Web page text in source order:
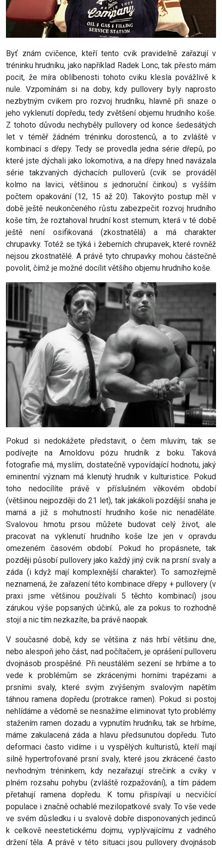
Byť znám cvičence, kteří tento cvik pravidelně zařazují v
tréninku hrudníku, jako například Radek Lonc, tak přesto mám
pocit, že míra oblíbenosti tohoto cviku klesla povážlivě k
nule. Vzpomínám si na doby, kdy pullovery byly naprosto
nezbytným cvikem pro rozvoj hrudníku, hlavně při snaze o
jeho vyklenutí dopředu, tedy zvětšení objemu hrudního koše.
Z tohoto důvodu nechyběly pullovery od konce šedesátých
let v téměř žádném tréninku dorostenců, a to zvláště v
kombinací s dřepy. Tedy se provedla jedna série dřepů, po
které jste dýchali jako lokomotiva, a na dřepy hned navázala
série takzvaných dýchacích pulloverů (cvik se prováděl
kolmo na lavici, většinou s jednoruční činkou) s vyšším
počtem opakování (12, 15 až 20). Takovýto postup měl v
době ještě neukončeného růstu zabezpečit rozvoj hrudního
koše tím, že roztahoval hrudní kost sternum, která v té době
ještě není osifikovaná (zkostnatělá) a má charakter
chrupavky. Totéž se týká i žeberních chrupavek, které rovněž
nejsou zkostnatělé. A právě tyto chrupavky mohou částečně
povolit, čímž je možné docílit většího objemu hrudního koše.
Pokud si nedokážete představit, o čem mluvím, tak se
podívejte na Arnoldovu pózu hrudník z boku. Taková
fotografie má, myslím, dostatečně vypovídající hodnotu, jaký
eminentní význam má klenutý hrudník v kulturistice. Pokud
toho nedocílíte právě v příslušném věkovém období
(většinou nejpozději do 21 let), tak jakákoli pozdější snaha je
marná a již s mohutností hrudního koše nic nenaděláte.
Svalovou hmotu prsou můžete budovat celý život, ale
pracovat na vyklenutí hrudního koše lze jen v opravdu
omezeném časovém období. Pokud ho propásnete, tak
později působí pullovery jako každý jiný cvik na prsní svaly a
záda (i když mají komplexnější charakter). To samozřejmě
neznamená, že zařazení této kombinace dřepy + pullovery (v
praxi jsme většinou používali 5 těchto kombinací) jsou
zárukou výše popsaných účinků, ale za pokus to rozhodně
stojí a nic tím nezkazíte, ba právě naopak.
V současné době, kdy se většina z nás hrbí většinu dne,
nebo alespoň jeho část, nad počítačem, je oprášení pulloveru
dvojnásob prospěšné. Při neustálém sezení se hrbíme a to
vede k problémům se zkrácenými horními trapézami a
prsními svaly, které svým zvýšeným svalovým napětím
táhnou ramena dopředu (protrakce ramen). Pokud si postoj
nehlídáme a vědomě se nesnažíme eliminovat tyto problémy
stažením ramen dozadu a vypnutím hrudníku, tak se hrbíme,
máme zakulacená záda a hlavu předsunutou dopředu. Tuto
deformaci často vidíme i u vyspělých kulturistů, kteří mají
silně hypertrofované prsní svaly, které jsou zkrácené často
nevhodným tréninkem, kdy nezařazují strečink a cviky v
plném rozsahu pohybu (zvláště rozpažování), a tím pádem
přetahují ramena dopředu. K tomu přispívají u necvičící
populace i značně ochablé mezilopatkové svaly. To vše vede
ve svém důsledku i u svalově dobře disponovaných jedinců
k celkově neestetickému dojmu, vyplývajícímu z vadného
držení těla. A právě v této situaci jsou pullovery dvojnásob